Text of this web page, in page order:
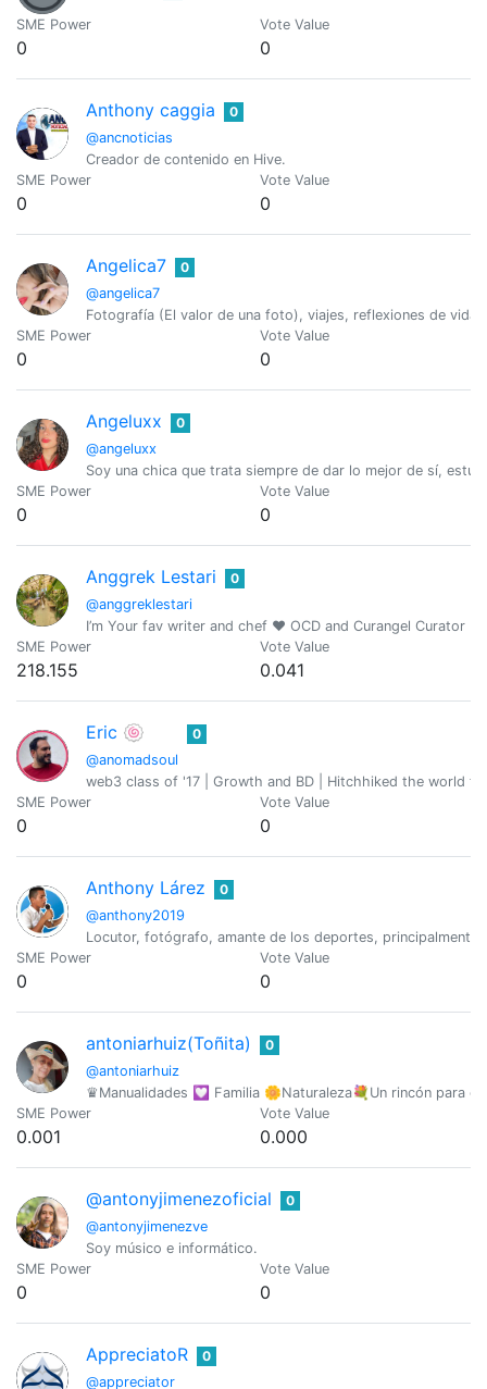
SME Power
0
Vote Value
0
Anthony caggia
@ancnoticias
0
Creador de contenido en Hive.
SME Power
0
Vote Value
0
Angelica7
@angelica7
0
Fotografía (El valor de una foto), viajes, reflexiones de
SME Power
0
Vote Value
0
Angeluxx
@angeluxx
0
Soy una chica que trata siempre de dar lo mejor de sí,
SME Power
0
Vote Value
0
Anggrek Lestari
@anggreklestari
0
I’m Your fav writer and chef ❤️ OCD and Curangel Curator
SME Power
218.155
Vote Value
0.041
Eric 🍥
@anomadsoul
0
web3 class of '17 | Growth and BD | Hitchhiked the world
SME Power
0
Vote Value
0
Anthony Lárez
@anthony2019
0
Locutor, fotógrafo, amante de los deportes,
SME Power
0
Vote Value
0
antoniarhuiz(Toñita)
@antoniarhuiz
0
♛Manualidades 💟 Familia 🌼Naturaleza💐Un rincón para
SME Power
0.001
Vote Value
0.000
@antonyjimenezoficial
@antonyjimenezve
0
Soy músico e informático.
SME Power
0
Vote Value
0
AppreciatoR
@appreciator
0